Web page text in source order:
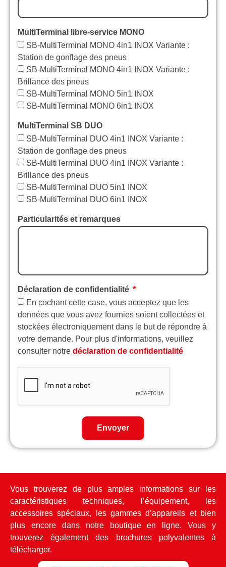
MultiTerminal libre-service MONO
SB-MultiTerminal MONO 4in1 INOX Variante :
Station de gonflage des pneus
SB-MultiTerminal MONO 4in1 INOX Variante :
Brillance des pneus
SB-MultiTerminal MONO 5in1 INOX
SB-MultiTerminal MONO 6in1 INOX
MultiTerminal SB DUO
SB-MultiTerminal DUO 4in1 INOX Variante :
Station de gonflage des pneus
SB-MultiTerminal DUO 4in1 INOX Variante :
Brillance des pneus
SB-MultiTerminal DUO 5in1 INOX
SB-MultiTerminal DUO 6in1 INOX
Particularités et remarques
Déclaration de confidentialité
En cochant cette case, vous acceptez que les
données que vous avez fournies soient collectées et
stockées électroniquement dans le but de répondre à
votre demande. Pour plus d'informations, veuillez
consulter notre déclaration de confidentialité
Envoyer
Vous trouverez de plus amples informations sur les
caractéristiques techniques, l’équipement, les
accessoires spéciaux, les gammes d’appareils et bien
plus encore dans notre boutique en ligne. Vous y
trouverez également des brochures polyvalentes à
télécharger.